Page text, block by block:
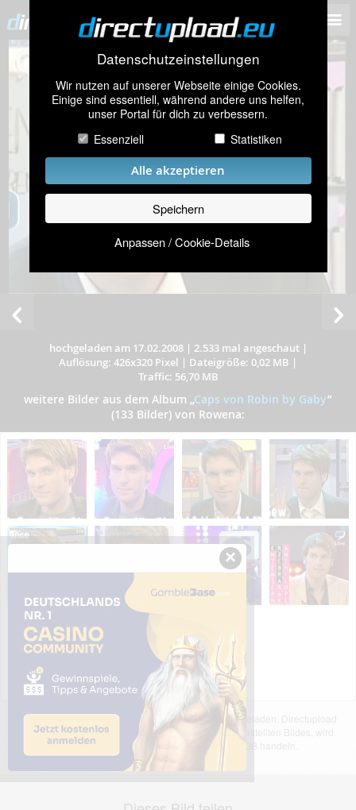
Datenschutzeinstellungen
Wir nutzen auf unserer Webseite einige Cookies.
Einige sind essentiell, während andere uns helfen,
unser Portal für dich zu verbessern.
Essenziell
Statistiken
Alle akzeptieren
Speichern
Anpassen / Cookie-Details
hochgeladen am 17.02.2008| 2.533 mal angeschaut|
Auflösung: 426x320 Pixel | Dateigröße: 0,02 MB |
Traffic: 56,70 MB
weitere Bilder aus dem Album „Caps von Robin by Gaby”
(133 Bilder) von Rowena:
Das dargestellte Bild wurde von einem Nutzer hochgeladen. Directupload
übernimmt keinerlei Haftung für den Inhalt des dargestellten Bildes, wird
jedoch bei Verstößen nach §2(3) unserer AGB handeln.
×